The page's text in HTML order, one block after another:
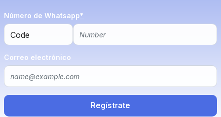
Número de Whatsapp*
Correo electrónico